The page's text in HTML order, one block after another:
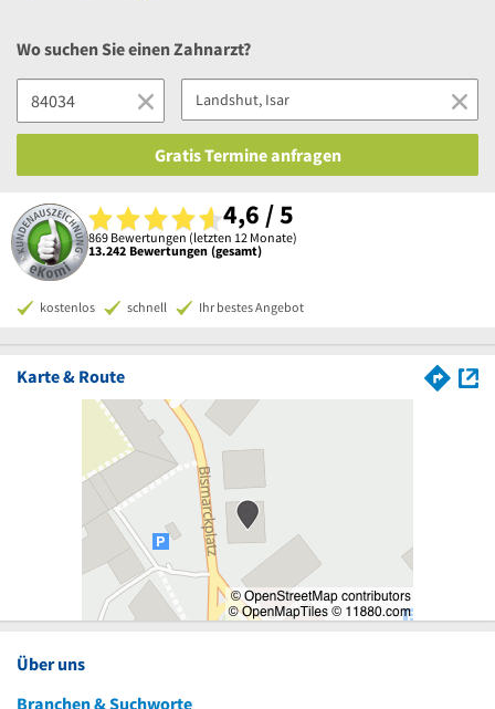
Wo suchen Sie einen Zahnarzt?
Gratis Termine anfragen
4,6 / 5
869 Bewertungen (letzten 12 Monate)
13.242 Bewertungen (gesamt)
kostenlos schnell Ihr bestes Angebot
Karte & Route
Über uns
Branchen & Suchworte